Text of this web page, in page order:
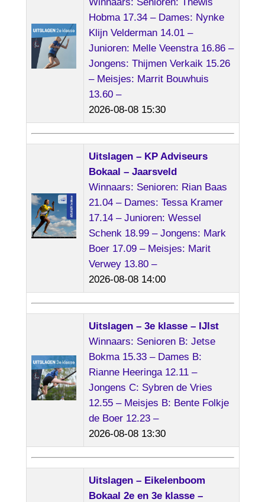
Winnaars: Senioren: Thewis
Hobma 17.34 – Dames: Nynke
Klijn Velderman 14.01 –
Junioren: Melle Veenstra 16.86 –
Jongens: Thijmen Verkaik 15.26
– Meisjes: Marrit Bouwhuis
13.60 –
2026-08-08 15:30
Uitslagen – KP Adviseurs
Bokaal – Jaarsveld
Winnaars: Senioren: Rian Baas
21.04 – Dames: Tessa Kramer
17.14 – Junioren: Wessel
Schenk 18.99 – Jongens: Mark
Boer 17.09 – Meisjes: Marit
Verwey 13.80 –
2026-08-08 14:00
Uitslagen – 3e klasse – IJlst
Winnaars: Senioren B: Jetse
Bokma 15.33 – Dames B:
Rianne Heeringa 12.11 –
Jongens C: Sybren de Vries
12.55 – Meisjes B: Bente Folkje
de Boer 12.23 –
2026-08-08 13:30
Uitslagen – Eikelenboom
Bokaal 2e en 3e klasse –